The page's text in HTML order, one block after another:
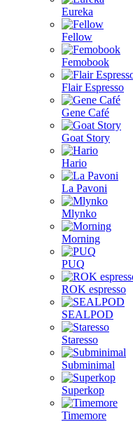
Eureka
Fellow
Femobook
Flair Espresso
Gene Café
Goat Story
Hario
La Pavoni
Mlynko
Morning
PUQ
ROK espresso
SEALPOD
Staresso
Subminimal
Superkop
Timemore